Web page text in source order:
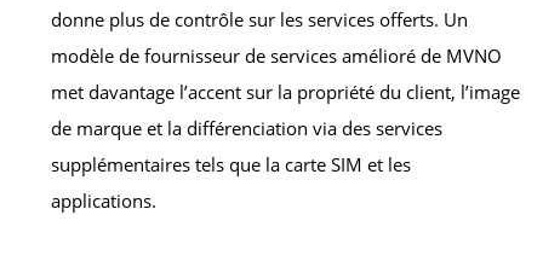
donne plus de contrôle sur les services offerts. Un
modèle de fournisseur de services amélioré de MVNO
met davantage l’accent sur la propriété du client, l’image
de marque et la différenciation via des services
supplémentaires tels que la carte SIM et les
applications.